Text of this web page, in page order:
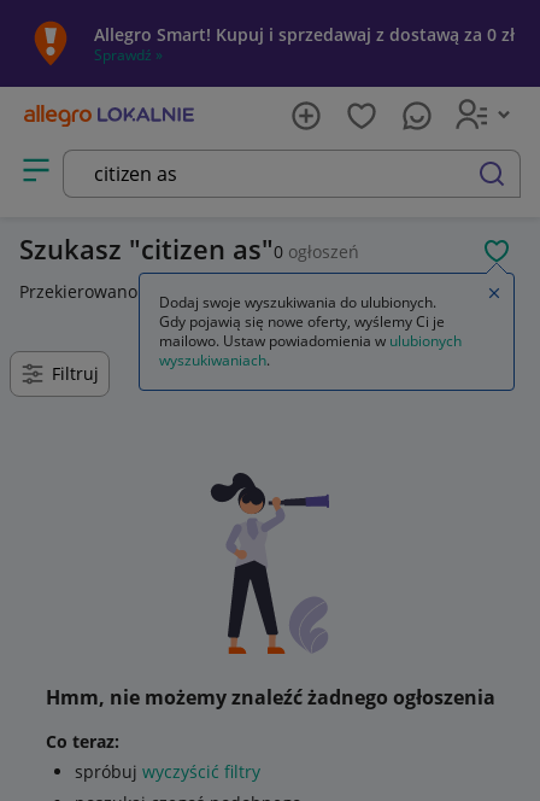
Allegro Smart! Kupuj i sprzedawaj z dostawą za 0 zł
Sprawdź »
Otwórz menu z kategoriami
szukaj
Szukasz citizen as 0 ogłoszeń
Przekierowano z
citizen ars
Filtruj
Hmm, nie możemy znaleźć żadnego ogłoszenia
Co teraz:
spróbuj wyczyścić filtry
Dodaj swoje wyszukiwania do ulubionych.
Gdy pojawią się nowe oferty, wyślemy Ci je
mailowo. Ustaw powiadomienia w ulubionych
wyszukiwaniach.